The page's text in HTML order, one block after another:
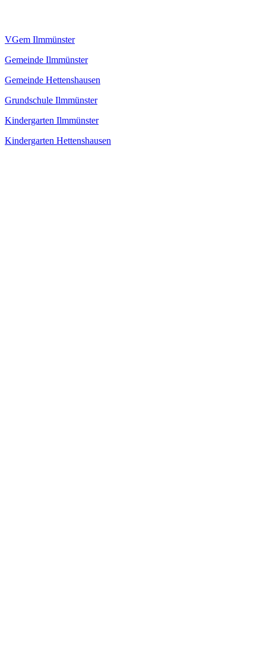
VGem Ilmmünster
Gemeinde Ilmmünster
Gemeinde Hettenshausen
Grundschule Ilmmünster
Kindergarten Ilmmünster
Kindergarten Hettenshausen